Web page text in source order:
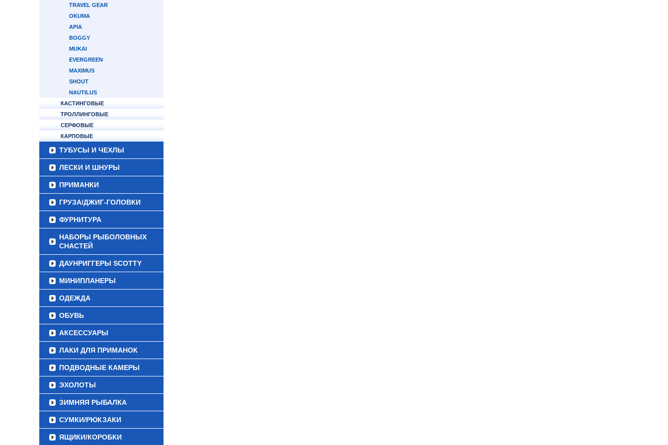
TRAVEL GEAR
OKUMA
APIA
BOGGY
MUKAI
EVERGREEN
MAXIMUS
SHOUT
NAUTILUS
КАСТИНГОВЫЕ
ТРОЛЛИНГОВЫЕ
СЕРФОВЫЕ
КАРПОВЫЕ
ТУБУСЫ И ЧЕХЛЫ
ЛЕСКИ И ШНУРЫ
ПРИМАНКИ
ГРУЗА/ДЖИГ-ГОЛОВКИ
ФУРНИТУРА
НАБОРЫ РЫБОЛОВНЫХ
СНАСТЕЙ
ДАУНРИГГЕРЫ SCOTTY
МИНИПЛАНЕРЫ
ОДЕЖДА
ОБУВЬ
АКСЕССУАРЫ
ЛАКИ ДЛЯ ПРИМАНОК
ПОДВОДНЫЕ КАМЕРЫ
ЭХОЛОТЫ
ЗИМНЯЯ РЫБАЛКА
СУМКИ/РЮКЗАКИ
ЯЩИКИ/КОРОБКИ